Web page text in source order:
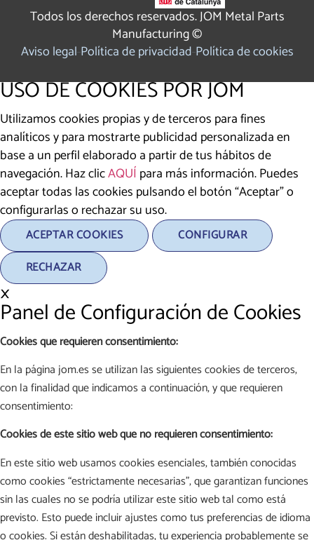
Todos los derechos reservados. JOM Metal Parts
Manufacturing ©
Aviso legalPolítica de privacidadPolítica de cookies
USO DE COOKIES POR JOM
Utilizamos cookies propias y de terceros para fines
analíticos y para mostrarte publicidad personalizada en
base a un perfil elaborado a partir de tus hábitos de
navegación. Haz clicAQUÍ para más información. Puedes
aceptar todas las cookies pulsando el botón “Aceptar” o
configurarlas o rechazar su uso.
ACEPTAR COOKIES
CONFIGURAR
RECHAZAR
×
Panel de Configuración de Cookies
Cookies que requieren consentimiento:
En la página jom.es se utilizan las siguientes cookies de terceros,
con la finalidad que indicamos a continuación, y que requieren
consentimiento:
Cookies de este sitio web que no requieren consentimiento:
En este sitio web usamos cookies esenciales, también conocidas
como cookies “estrictamente necesarias”, que garantizan funciones
sin las cuales no se podría utilizar este sitio web tal como está
previsto. Esto puede incluir ajustes como tus preferencias de idioma
o cookies. Si están deshabilitadas, tu experiencia probablemente se